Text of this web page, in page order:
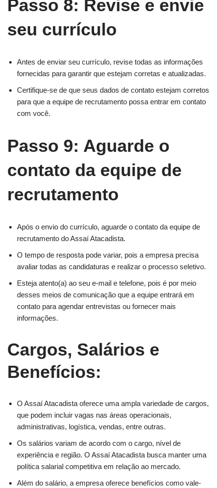
Passo 8: Revise e envie
seu currículo
Antes de enviar seu currículo, revise todas as informações
fornecidas para garantir que estejam corretas e atualizadas.
Certifique-se de que seus dados de contato estejam corretos
para que a equipe de recrutamento possa entrar em contato
com você.
Passo 9: Aguarde o
contato da equipe de
recrutamento
Após o envio do currículo, aguarde o contato da equipe de
recrutamento do Assaí Atacadista.
O tempo de resposta pode variar, pois a empresa precisa
avaliar todas as candidaturas e realizar o processo seletivo.
Esteja atento(a) ao seu e-mail e telefone, pois é por meio
desses meios de comunicação que a equipe entrará em
contato para agendar entrevistas ou fornecer mais
informações.
Cargos, Salários e
Benefícios:
O Assaí Atacadista oferece uma ampla variedade de cargos,
que podem incluir vagas nas áreas operacionais,
administrativas, logística, vendas, entre outras.
Os salários variam de acordo com o cargo, nível de
experiência e região. O Assaí Atacadista busca manter uma
política salarial competitiva em relação ao mercado.
Além do salário, a empresa oferece benefícios como vale-